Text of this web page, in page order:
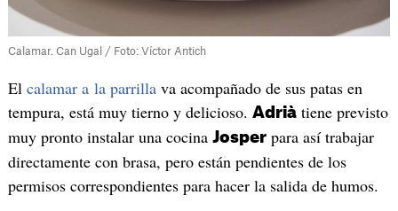
Calamar. Can Ugal / Foto: Víctor Antich
El calamar a la parrillava acompañado de sus patas en
tempura, está muy tierno y delicioso. Adriàtiene previsto
muy pronto instalar una cocina Josperpara así trabajar
directamente con brasa, pero están pendientes de los
permisos correspondientes para hacer la salida de humos.